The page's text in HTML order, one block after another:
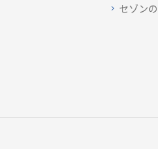
セゾン